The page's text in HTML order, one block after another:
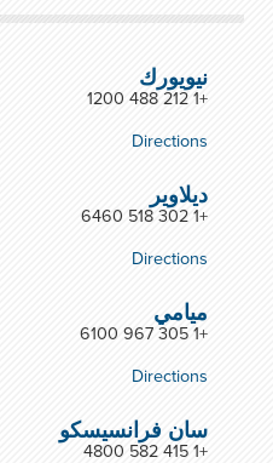
نيويورك
+1 212 488 1200
Directions
ديلاوير
+1 302 518 6460
Directions
ميامي
+1 305 967 6100
Directions
سان فرانسيسكو
+1 415 582 4800